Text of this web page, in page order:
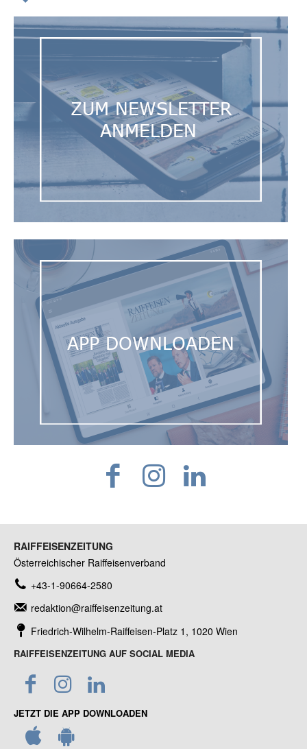
RAIFFEISENZEITUNG
Österreichischer Raiffeisenverband
+43-1-90664-2580
redaktion@raiffeisenzeitung.at
Friedrich-Wilhelm-Raiffeisen-Platz 1, 1020 Wien
RAIFFEISENZEITUNG AUF SOCIAL MEDIA
JETZT DIE APP DOWNLOADEN